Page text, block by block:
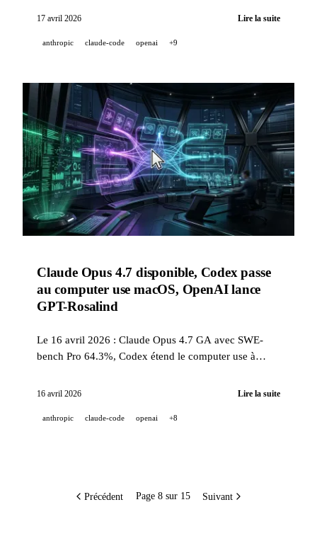
Model GA, NotebookLM Free dans Gemini App,
17 avril 2026 Lire la suite
anthropic claude-code openai +9
Claude Opus 4.7 disponible, Codex passe
au computer use macOS, OpenAI lance
GPT-Rosalind
Le 16 avril 2026 : Claude Opus 4.7 GA avec SWE-
bench Pro 64.3%, Codex étend le computer use à
Gemini intègre Nano Banana 2 à Google Photos,
16 avril 2026 Lire la suite
anthropic claude-code openai +8
Précédent Page 8 sur 15 Suivant